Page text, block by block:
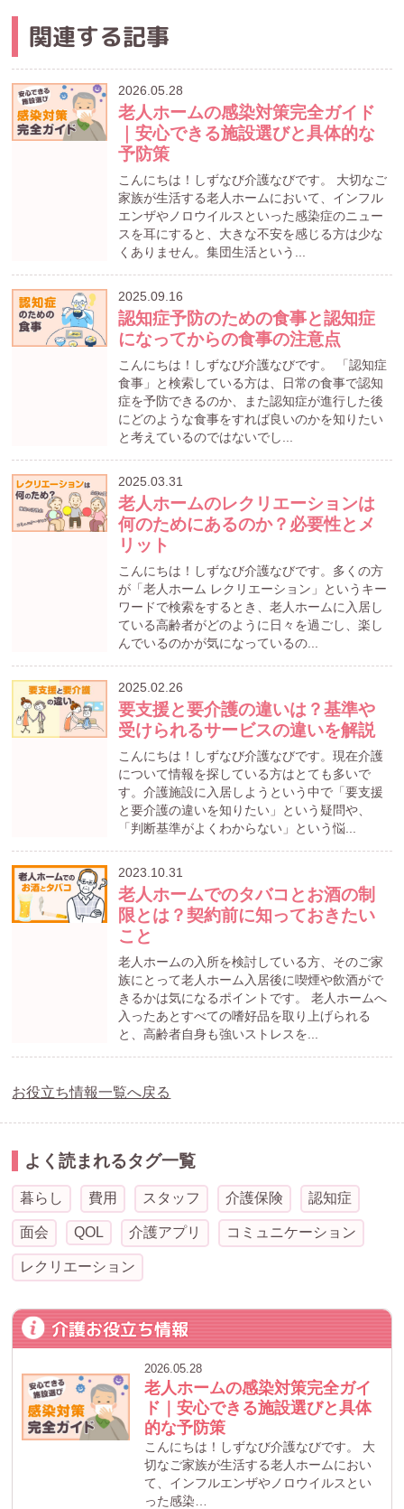
関連する記事
2026.05.28
老人ホームの感染対策完全ガイド
｜安心できる施設選びと具体的な
予防策
こんにちは！しずなび介護なびです。 大切なご
家族が生活する老人ホームにおいて、インフル
エンザやノロウイルスといった感染症のニュー
スを耳にすると、大きな不安を感じる方は少な
くありません。集団生活という...
2025.09.16
認知症予防のための食事と認知症
になってからの食事の注意点
こんにちは！しずなび介護なびです。 「認知症
食事」と検索している方は、日常の食事で認知
症を予防できるのか、また認知症が進行した後
にどのような食事をすれば良いのかを知りたい
と考えているのではないでし...
2025.03.31
老人ホームのレクリエーションは
何のためにあるのか？必要性とメ
リット
こんにちは！しずなび介護なびです。多くの方
が「老人ホーム レクリエーション」というキー
ワードで検索をするとき、老人ホームに入居し
ている高齢者がどのように日々を過ごし、楽し
んでいるのかが気になっているの...
2025.02.26
要支援と要介護の違いは？基準や
受けられるサービスの違いを解説
こんにちは！しずなび介護なびです。現在介護
について情報を探している方はとても多いで
す。介護施設に入居しようという中で「要支援
と要介護の違いを知りたい」という疑問や、
「判断基準がよくわからない」という悩...
2023.10.31
老人ホームでのタバコとお酒の制
限とは？契約前に知っておきたい
こと
老人ホームの入所を検討している方、そのご家
族にとって老人ホーム入居後に喫煙や飲酒がで
きるかは気になるポイントです。 老人ホームへ
入ったあとすべての嗜好品を取り上げられる
と、高齢者自身も強いストレスを...
お役立ち情報一覧へ戻る
よく読まれるタグ一覧
暮らし 費用 スタッフ 介護保険 認知症
面会 QOL 介護アプリ コミュニケーション
レクリエーション
介護お役立ち情報
2026.05.28
老人ホームの感染対策完全ガイ
ド｜安心できる施設選びと具体
的な予防策
こんにちは！しずなび介護なびです。 大
切なご家族が生活する老人ホームにおい
て、インフルエンザやノロウイルスとい
った感染…